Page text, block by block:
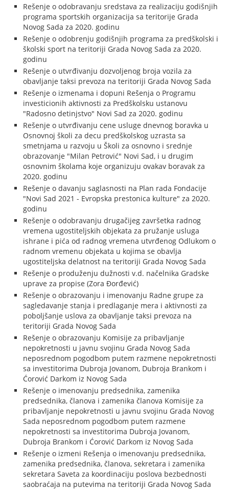
Rešenje o odobravanju sredstava za realizaciju godišnjih
programa sportskih organizacija sa teritorije Grada
Novog Sada za 2020. godinu
Rešenje o odobrenju godišnjih programa za predškolski i
školski sport na teritoriji Grada Novog Sada za 2020.
godinu
Rešenje o utvrđivanju dozvoljenog broja vozila za
obavljanje taksi prevoza na teritoriji Grada Novog Sada
Rešenje o izmenama i dopuni Rešenja o Programu
investicionih aktivnosti za Predškolsku ustanovu
"Radosno detinjstvo" Novi Sad za 2020. godinu
Rešenje o utvrđivanju cene usluge dnevnog boravka u
Osnovnoj školi za decu predškolskog uzrasta sa
smetnjama u razvoju u Školi za osnovno i srednje
obrazovanje "Milan Petrović" Novi Sad, i u drugim
osnovnim školama koje organizuju ovakav boravak za
2020. godinu
Rešenje o davanju saglasnosti na Plan rada Fondacije
"Novi Sad 2021 - Evropska prestonica kulture" za 2020.
godinu
Rešenje o odobravanju drugačijeg završetka radnog
vremena ugostiteljskih objekata za pružanje usluga
ishrane i pića od radnog vremena utvrđenog Odlukom o
radnom vremenu objekata u kojima se obavlja
ugostiteljska delatnost na teritoriji Grada Novog Sada
Rešenje o produženju dužnosti v.d. načelnika Gradske
uprave za propise (Zora Đorđević)
Rešenje o obrazovanju i imenovanju Radne grupe za
sagledavanje stanja i predlaganje mera i aktivnosti za
poboljšanje uslova za obavljanje taksi prevoza na
teritoriji Grada Novog Sada
Rešenje o obrazovanju Komisije za pribavljanje
nepokretnosti u javnu svojinu Grada Novog Sada
neposrednom pogodbom putem razmene nepokretnosti
sa investitorima Dubroja Jovanom, Dubroja Brankom i
Ćorović Darkom iz Novog Sada
Rešenje o imenovanju predsednika, zamenika
predsednika, članova i zamenika članova Komisije za
pribavljanje nepokretnosti u javnu svojinu Grada Novog
Sada neposrednom pogodbom putem razmene
nepokretnosti sa investitorima Dubroja Jovanom,
Dubroja Brankom i Ćorović Darkom iz Novog Sada
Rešenje o izmeni Rešenja o imenovanju predsednika,
zamenika predsednika, članova, sekretara i zamenika
sekretara Saveta za koordinaciju poslova bezbednosti
saobraćaja na putevima na teritoriji Grada Novog Sada